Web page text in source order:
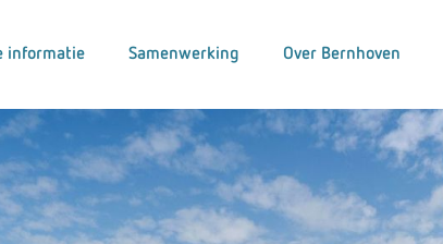
informatie Samenwerking Over Bernhoven